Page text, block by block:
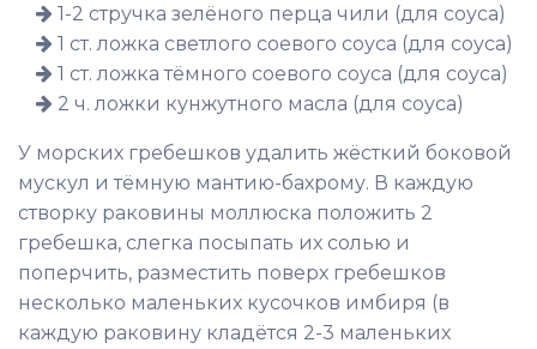
1-2 стручка зелёного перца чили (для соуса)
1 ст. ложка светлого соевого соуса (для соуса)
1 ст. ложка тёмного соевого соуса (для соуса)
2 ч. ложки кунжутного масла (для соуса)
У морских гребешков удалить жёсткий боковой
мускул и тёмную мантию-бахрому. В каждую
створку раковины моллюска положить 2
гребешка, слегка посыпать их солью и
поперчить, разместить поверх гребешков
несколько маленьких кусочков имбиря (в
каждую раковину кладётся 2-3 маленьких